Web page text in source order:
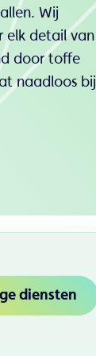
Wij
elk detail van
door toffe
naadloos bij
diensten